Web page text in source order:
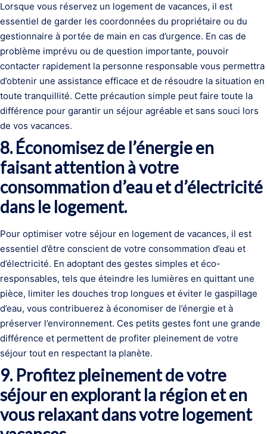
Lorsque vous réservez un logement de vacances, il est
essentiel de garder les coordonnées du propriétaire ou du
gestionnaire à portée de main en cas d’urgence. En cas de
problème imprévu ou de question importante, pouvoir
contacter rapidement la personne responsable vous permettra
d’obtenir une assistance efficace et de résoudre la situation en
toute tranquillité. Cette précaution simple peut faire toute la
différence pour garantir un séjour agréable et sans souci lors
de vos vacances.
8. Économisez de l’énergie en
faisant attention à votre
consommation d’eau et d’électricité
dans le logement.
Pour optimiser votre séjour en logement de vacances, il est
essentiel d’être conscient de votre consommation d’eau et
d’électricité. En adoptant des gestes simples et éco-
responsables, tels que éteindre les lumières en quittant une
pièce, limiter les douches trop longues et éviter le gaspillage
d’eau, vous contribuerez à économiser de l’énergie et à
préserver l’environnement. Ces petits gestes font une grande
différence et permettent de profiter pleinement de votre
séjour tout en respectant la planète.
9. Profitez pleinement de votre
séjour en explorant la région et en
vous relaxant dans votre logement